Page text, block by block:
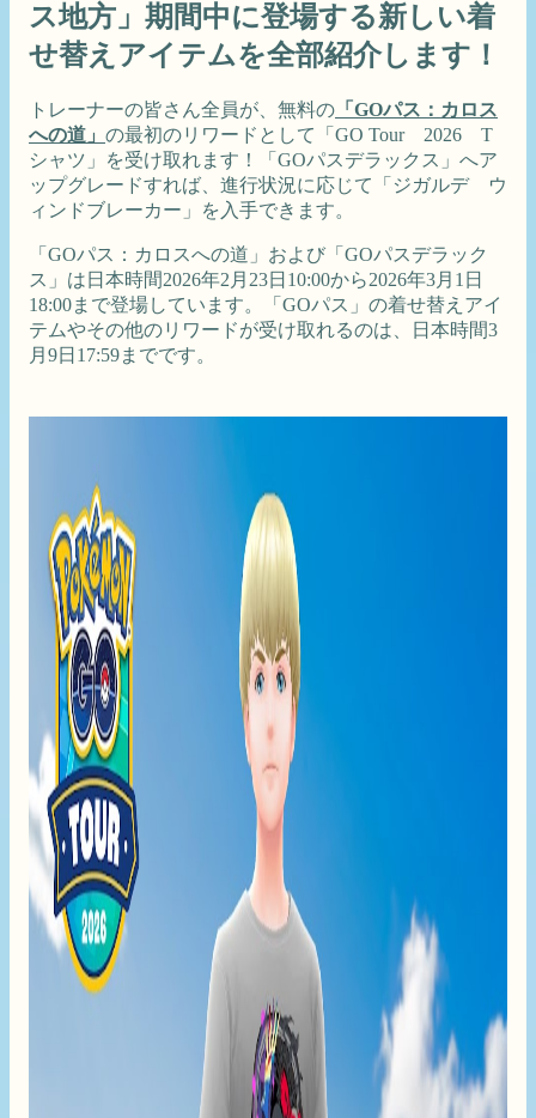
ス地方」期間中に登場する新しい着
せ替えアイテムを全部紹介します！
トレーナーの皆さん全員が、無料の 「GOパス：カロス
への道」 の最初のリワードとして「GO Tour 2026 T
シャツ」を受け取れます！「GOパスデラックス」へア
ップグレードすれば、進行状況に応じて「ジガルデ ウ
ィンドブレーカー」を入手できます。
「GOパス：カロスへの道」および「GOパスデラック
ス」は日本時間2026年2月23日10:00から2026年3月1日
18:00まで登場しています。「GOパス」の着せ替えアイ
テムやその他のリワードが受け取れるのは、日本時間3
月9日17:59までです。